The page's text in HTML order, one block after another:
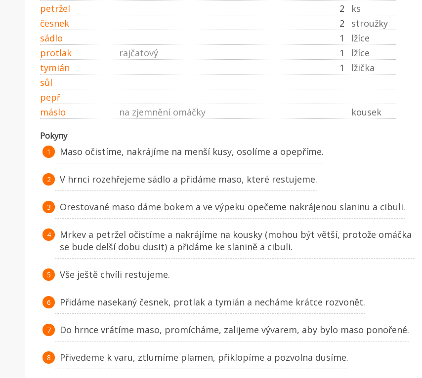
petržel
2
ks
česnek
2
stroužky
sádlo
1
lžíce
protlak
1 lžíce
rajčatový
tymián
1
lžička
sůl
pepř
máslo
kousek
na zjemnění omáčky
Pokyny
Maso očistíme, nakrájíme na menší kusy, osolíme a opepříme.
V hrnci rozehřejeme sádlo a přidáme maso, které restujeme.
Orestované maso dáme bokem a ve výpeku opečeme nakrájenou slaninu a cibuli.
Mrkev a petržel očistíme a nakrájíme na kousky (mohou být větší, protože omáčka
se bude delší dobu dusit) a přidáme ke slanině a cibuli.
Vše ještě chvíli restujeme.
Přidáme nasekaný česnek, protlak a tymián a necháme krátce rozvonět.
Do hrnce vrátíme maso, promícháme, zalijeme vývarem, aby bylo maso ponořené.
Přivedeme k varu, ztlumíme plamen, přiklopíme a pozvolna dusíme.